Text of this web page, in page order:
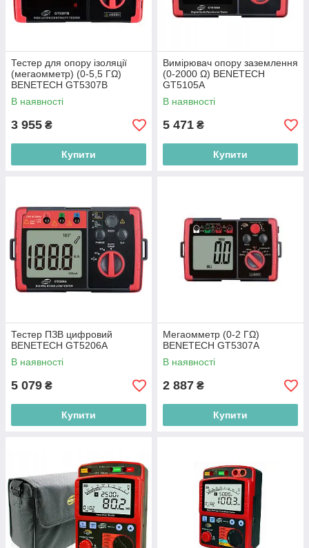
Тестер для опору ізоляції
(мегаомметр) (0-5,5 ГΩ)
BENETECH GT5307B
В наявності
3 955 ₴
Купити
Вимірювач опору заземлення
(0-2000 Ω) BENETECH
GT5105A
В наявності
5 471 ₴
Купити
Тестер ПЗВ цифровий
BENETECH GT5206A
В наявності
5 079 ₴
Купити
Мегаомметр (0-2 ГΩ)
BENETECH GT5307A
В наявності
2 887 ₴
Купити